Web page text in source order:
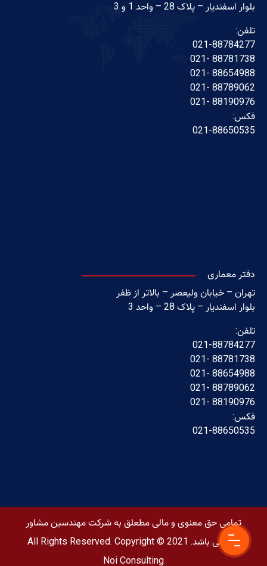
بلوار اسفندیار – پلاک 28 – واحد 1 و 3
تلفن:
021-88784277
88781738 -021
88654988 -021
88789062 -021
88190976 -021
فکس:
021-88650535
دفتر معماری
تهران – خیابان ولیعصر – بالاتر از ظفر
بلوار اسفندیار – پلاک 28 – واحد 3
تلفن:
021-88784277
88781738 -021
88654988 -021
88789062 -021
88190976 -021
فکس:
021-88650535
تمامی حق معنوی و مالی مطعلق به شرکت مهندسین مشاور
نوی می باشد. All Rights Reserved. Copyright © 2021
Noi Consulting